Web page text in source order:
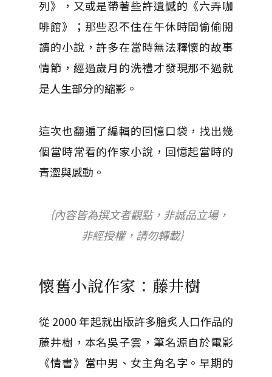
列》，又或是帶著些許遺憾的《六弄咖
啡館》；那些忍不住在午休時間偷偷閱
讀的小說，許多在當時無法釋懷的故事
情節，經過歲月的洗禮才發現那不過就
是人生部分的縮影。
這次也翻遍了編輯的回憶口袋，找出幾
個當時常看的作家小說，回憶起當時的
青澀與感動。
｛內容皆為撰文者觀點，非誠品立場，
非經授權，請勿轉載｝
懷舊小說作家：藤井樹
從 2000 年起就出版許多膾炙人口作品的
藤井樹，本名吳子雲，筆名源自於電影
《情書》當中男、女主角名字。早期的